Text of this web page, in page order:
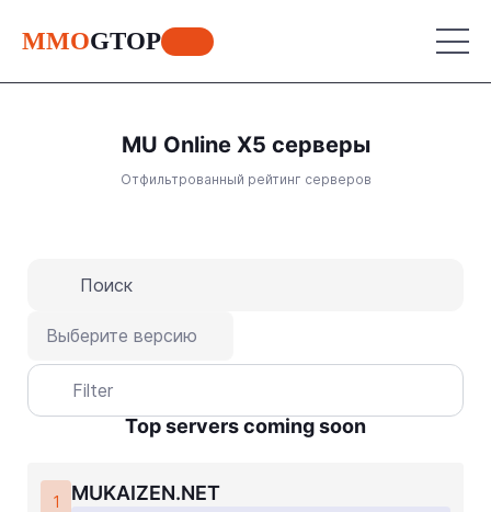
MMOGTOP
Perfect World
Jade Dynasty
Other games
Jade Dynasty
MU Online X5 серверы
Отфильтрованный рейтинг серверов
Выберите версию
Filter
Top servers coming soon
1 MUKAIZEN.NET